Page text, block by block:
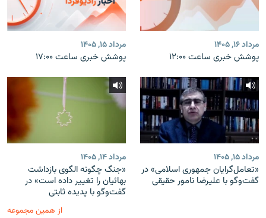
مرداد ۱۶, ۱۴۰۵
پوشش خبری ساعت ۱۲:۰۰
مرداد ۱۵, ۱۴۰۵
پوشش خبری ساعت ۱۷:۰۰
مرداد ۱۵, ۱۴۰۵
«تعامل‌گرایان جمهوری اسلامی» در
گفت‌وگو با علیرضا نامور حقیقی
مرداد ۱۴, ۱۴۰۵
«جنگ چگونه الگوی بازداشت
بهائیان را تغییر داده است» در
گفت‌وگو با پدیده ثابتی
از همین مجموعه